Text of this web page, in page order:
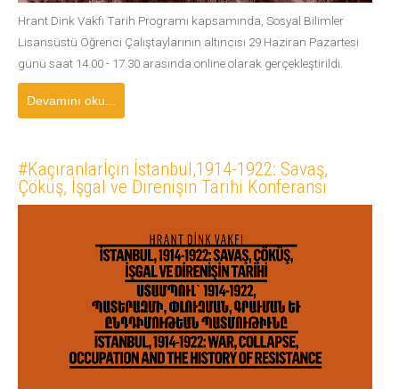
Hrant Dink Vakfı Tarih Programı kapsamında, Sosyal Bilimler
Lisansüstü Öğrenci Çalıştaylarının altıncısı 29 Haziran Pazartesi
günü saat 14.00 - 17.30 arasında online olarak gerçekleştirildi.
Devamını oku...
#Kaçıranlarİçin İstanbul,1914-1922: Savaş,
Çöküş, İşgal ve Direnişin Tarihi Konferansı